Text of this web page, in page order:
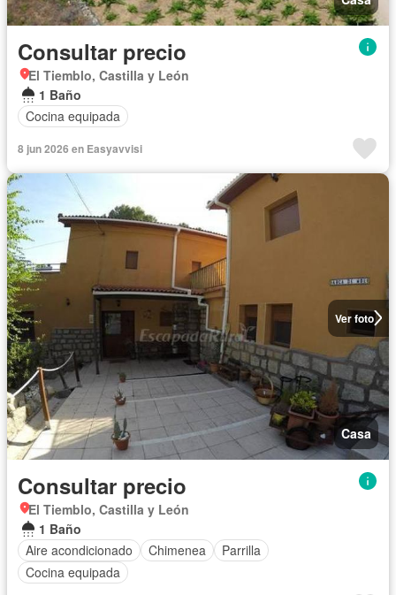
Consultar precio
El Tiemblo, Castilla y León
1 Baño
Cocina equipada
8 jun 2026 en Easyavvisi
Ver foto
Casa
Consultar precio
El Tiemblo, Castilla y León
1 Baño
Aire acondicionado
Chimenea
Parrilla
Cocina equipada